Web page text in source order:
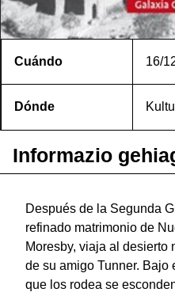
Cuándo 16/
Dónde
Informazio
Después de la Segunda
refinado matrimonio de
Moresby, viaja al desierto
de su amigo Tunner.
que los rodea se